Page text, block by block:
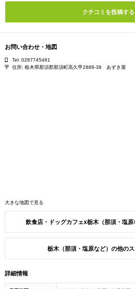
クチコミを投稿する
お問い合わせ・地図
Tel: 0287745481
住所: 栃木県那須郡那須町高久甲2888-38 あずき屋
大きな地図で見る
飲食店・ドッグカフェx栃木（那須・塩
栃木（那須・塩原など）の他の
詳細情報